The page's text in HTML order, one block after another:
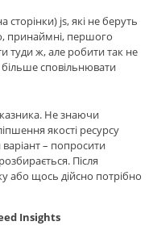
сторінки) js, які не беруть
принаймні, першого
туди ж, але робити так не
сповільнювати
Не знаючи
якості ресурсу
– попросити
Після
або щось дійсно потрібно
​​Insights